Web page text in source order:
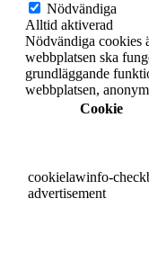
Nödvändiga
Alltid aktiverad
Nödvändiga cookies
webbplatsen ska
grundläggande
webbplatsen,
Cookie
cookielawinfo-
advertisement